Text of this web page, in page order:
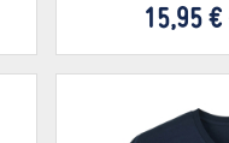
15,95